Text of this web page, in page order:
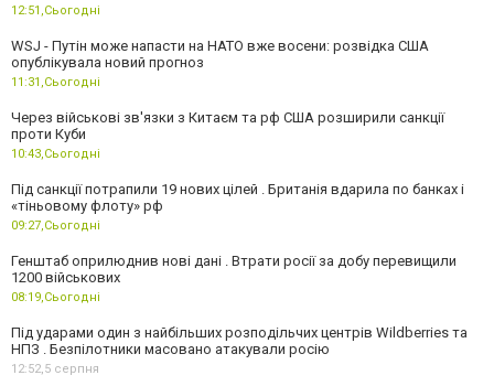
12:51, Сьогодні
WSJ - Путін може напасти на НАТО вже восени: розвідка США
опублікувала новий прогноз
11:31, Сьогодні
Через військові зв'язки з Китаєм та рф США розширили санкції
проти Куби
10:43, Сьогодні
Під санкції потрапили 19 нових цілей . Британія вдарила по банках і
«тіньовому флоту» рф
09:27, Сьогодні
Генштаб оприлюднив нові дані . Втрати росії за добу перевищили
1200 військових
08:19, Сьогодні
Під ударами один з найбільших розподільчих центрів Wildberries та
НПЗ . Безпілотники масовано атакували росію
12:52, 5 серпня